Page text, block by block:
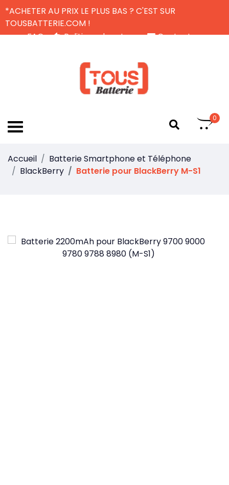
*ACHETER AU PRIX LE PLUS BAS ? C'EST SUR
TOUSBATTERIE.COM !
FAQ
Politique de retour
Contactez-nous
0
Accueil
Batterie Smartphone et Téléphone
BlackBerry
Batterie pour BlackBerry M-S1